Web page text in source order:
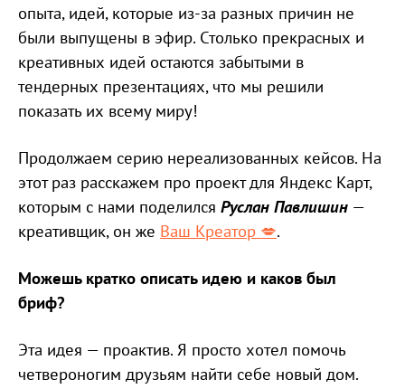
опыта, идей, которые из-за разных причин не
были выпущены в эфир. Столько прекрасных и
креативных идей остаются забытыми в
тендерных презентациях, что мы решили
показать их всему миру!
Продолжаем серию нереализованных кейсов. На
этот раз расскажем про проект для Яндекс Карт,
которым с нами поделился Руслан Павлишин —
креативщик, он же Ваш Креатор 💋.
Можешь кратко описать идею и каков был
бриф?
Эта идея — проактив. Я просто хотел помочь
четвероногим друзьям найти себе новый дом.